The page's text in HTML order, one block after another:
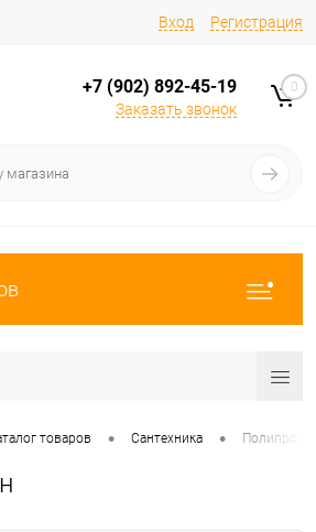
Вход Регистрация
+7 (902) 892-45-19
Заказать звонок
0
товаров • Сантехника •